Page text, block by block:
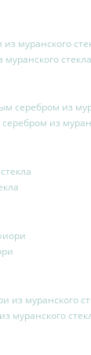
стекла
из
муранского